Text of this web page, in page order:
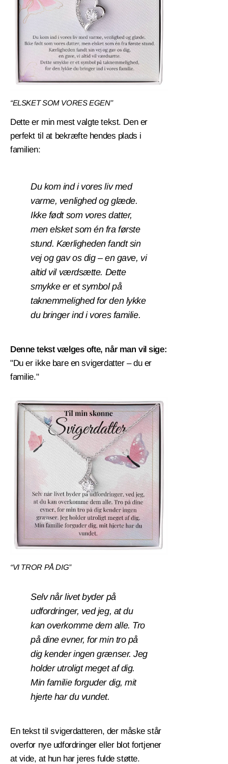
“ELSKET SOM VORES EGEN”
Dette er min mest valgte tekst. Den er
perfekt til at bekræfte hendes plads i
familien:
Du kom ind i vores liv med
varme, venlighed og glæde.
Ikke født som vores datter,
men elsket som én fra første
stund. Kærligheden fandt sin
vej og gav os dig – en gave, vi
altid vil værdsætte. Dette
smykke er et symbol på
taknemmelighed for den lykke
du bringer ind i vores familie.
Denne tekst vælges ofte, når man vil sige:
"Du er ikke bare en svigerdatter – du er
familie."
“VI TROR PÅ DIG”
Selv når livet byder på
udfordringer, ved jeg, at du
kan overkomme dem alle. Tro
på dine evner, for min tro på
dig kender ingen grænser. Jeg
holder utroligt meget af dig.
Min familie forguder dig, mit
hjerte har du vundet.
En tekst til svigerdatteren, der måske står
overfor nye udfordringer eller blot fortjener
at vide, at hun har jeres fulde støtte.